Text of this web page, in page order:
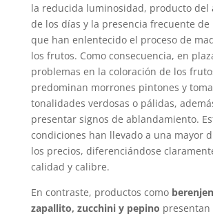
la reducida luminosidad, producto del
de los días y la presencia frecuente
que han enlentecido el proceso de
los frutos. Como consecuencia, en
problemas en la coloración de los
predominan morrones pintones y
tonalidades verdosas o pálidas,
presentar signos de ablandamiento.
condiciones han llevado a una mayor
los precios, diferenciándose
calidad y calibre.
En contraste, productos como
zapallito, zucchini y pepino